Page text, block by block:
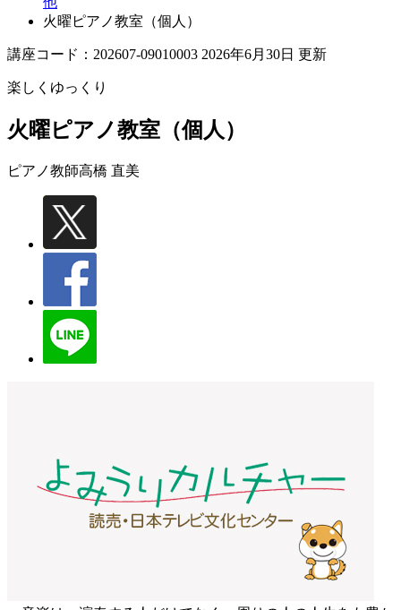
火曜ピアノ教室（個人）
講座コード：202607-09010003 2026年6月30日 更新
楽しくゆっくり
火曜ピアノ教室（個人）
ピアノ教師高橋 直美